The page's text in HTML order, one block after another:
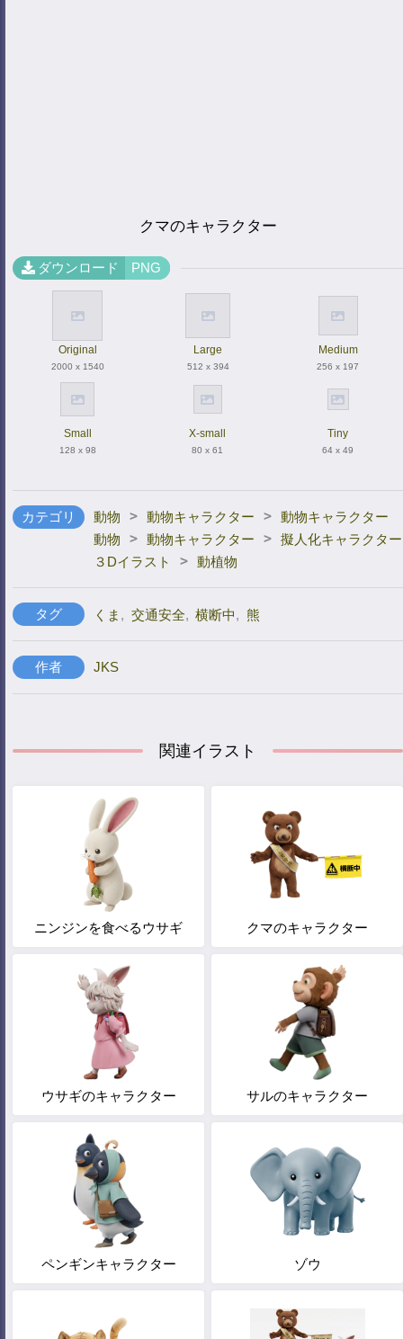
クマのキャラクター
ダウンロード PNG
Original
2000 x 1540
Large
512 x 394
Medium
256 x 197
Small
128 x 98
X-small
80 x 61
Tiny
64 x 49
カテゴリ 動物 > 動物キャラクター > 動物キャラクター
動物
> 動物キャラクター > 擬人化キャラクター
３Dイラスト
> 動植物
タグ くま , 交通安全, 横断中, 熊
作者 JKS
関連イラスト
ニンジンを食べるウサギ クマのキャラクター
ウサギのキャラクター サルのキャラクター
ペンギンキャラクター ゾウ